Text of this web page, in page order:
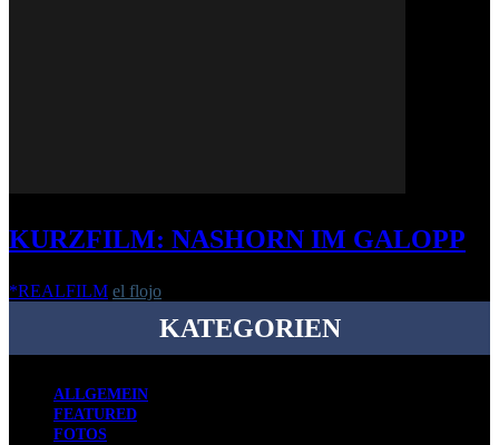
KURZFILM: NASHORN IM GALOPP
*REALFILM el flojo
KATEGORIEN
ALLGEMEIN
FEATURED
FOTOS